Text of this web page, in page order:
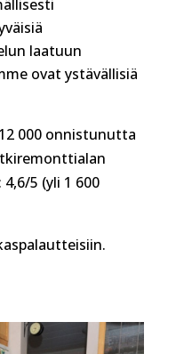
laatuun
ovat ystävällisiä
000 onnistunutta
5 (yli 1 600